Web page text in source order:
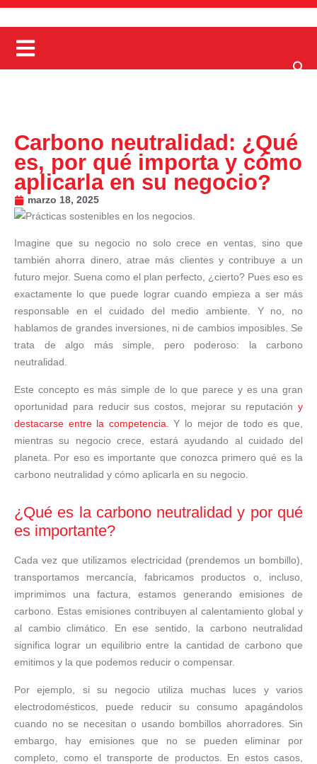
Carbono neutralidad: ¿Qué
es, por qué importa y cómo
aplicarla en su negocio?
marzo 18, 2025
Imagine que su negocio no solo crece en ventas, sino que
también ahorra dinero, atrae más clientes y contribuye a un
futuro mejor. Suena como el plan perfecto, ¿cierto? Pues eso es
exactamente lo que puede lograr cuando empieza a ser más
responsable en el cuidado del medio ambiente. Y no, no
hablamos de grandes inversiones, ni de cambios imposibles. Se
trata de algo más simple, pero poderoso: la carbono
neutralidad.
Este concepto es más simple de lo que parece y es una gran
oportunidad para reducir sus costos, mejorar su reputación y
destacarse entre la competencia.
Y lo mejor de todo es que,
mientras su negocio crece, estará ayudando al cuidado del
planeta. Por eso es importante que conozca primero qué es la
carbono neutralidad y cómo aplicarla en su negocio.
¿Qué es la carbono neutralidad y por qué
es importante?
Cada vez que utilizamos electricidad (prendemos un bombillo),
transportamos mercancía, fabricamos productos o, incluso,
imprimimos una factura, estamos generando emisiones de
carbono. Estas emisiones contribuyen al calentamiento global y
al cambio climático. En ese sentido, la carbono neutralidad
significa lograr un equilibrio entre la cantidad de carbono que
emitimos y la que podemos reducir o compensar.
Por ejemplo, si su negocio utiliza muchas luces y varios
electrodomésticos, puede reducir su consumo apagándolos
cuando no se necesitan o usando bombillos ahorradores. Sin
embargo, hay emisiones que no se pueden eliminar por
completo, como el transporte de productos. En estos casos,